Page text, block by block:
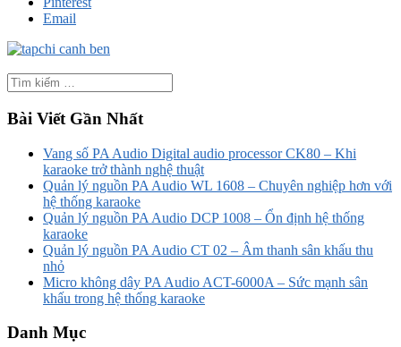
Email
Bài Viết Gần Nhất
Vang số PA Audio Digital audio processor CK80 – Khi
karaoke trở thành nghệ thuật
Quản lý nguồn PA Audio WL 1608 – Chuyên nghiệp hơn với
hệ thống karaoke
Quản lý nguồn PA Audio DCP 1008 – Ổn định hệ thống
karaoke
Quản lý nguồn PA Audio CT 02 – Âm thanh sân khấu thu
nhỏ
Micro không dây PA Audio ACT-6000A – Sức mạnh sân
khấu trong hệ thống karaoke
Danh Mục